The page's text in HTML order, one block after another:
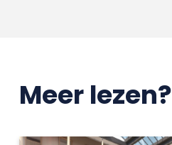
Meer lezen?